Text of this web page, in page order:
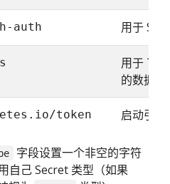
auth 用于
用于
的数据
token 启动引
字段设置一个非空的字符
自己 Secret 类型（如果